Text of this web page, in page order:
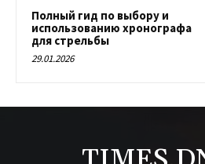
Полный гид по выбору и
использованию хронографа
для стрельбы
29.01.2026